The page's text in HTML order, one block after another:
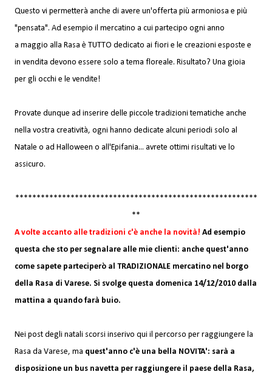
Questo vi permetterà anche di avere un'offerta più armoniosa e più
"pensata". Ad esempio il mercatino a cui partecipo ogni anno
a maggio alla Rasa è TUTTO dedicato ai fiori e le creazioni esposte e
in vendita devono essere solo a tema floreale. Risultato? Una gioia
per gli occhi e le vendite!
Provate dunque ad inserire delle piccole tradizioni tematiche anche
nella vostra creatività, ogni hanno dedicate alcuni periodi solo al
Natale o ad Halloween o all'Epifania... avrete ottimi risultati ve lo
assicuro.
*********************************************************
**
A volte accanto alle tradizioni c'è anche la novità! Ad esempio
questa che sto per segnalare alle mie clienti: anche quest'anno
come sapete parteciperò al TRADIZIONALE mercatino nel borgo
della Rasa di Varese. Si svolge questa domenica 14/12/2010 dalla
mattina a quando farà buio.
Nei post degli natali scorsi inserivo qui il percorso per raggiungere la
Rasa da Varese, ma quest'anno c'è una bella NOVITA': sarà a
disposizione un bus navetta per raggiungere il paese della Rasa,